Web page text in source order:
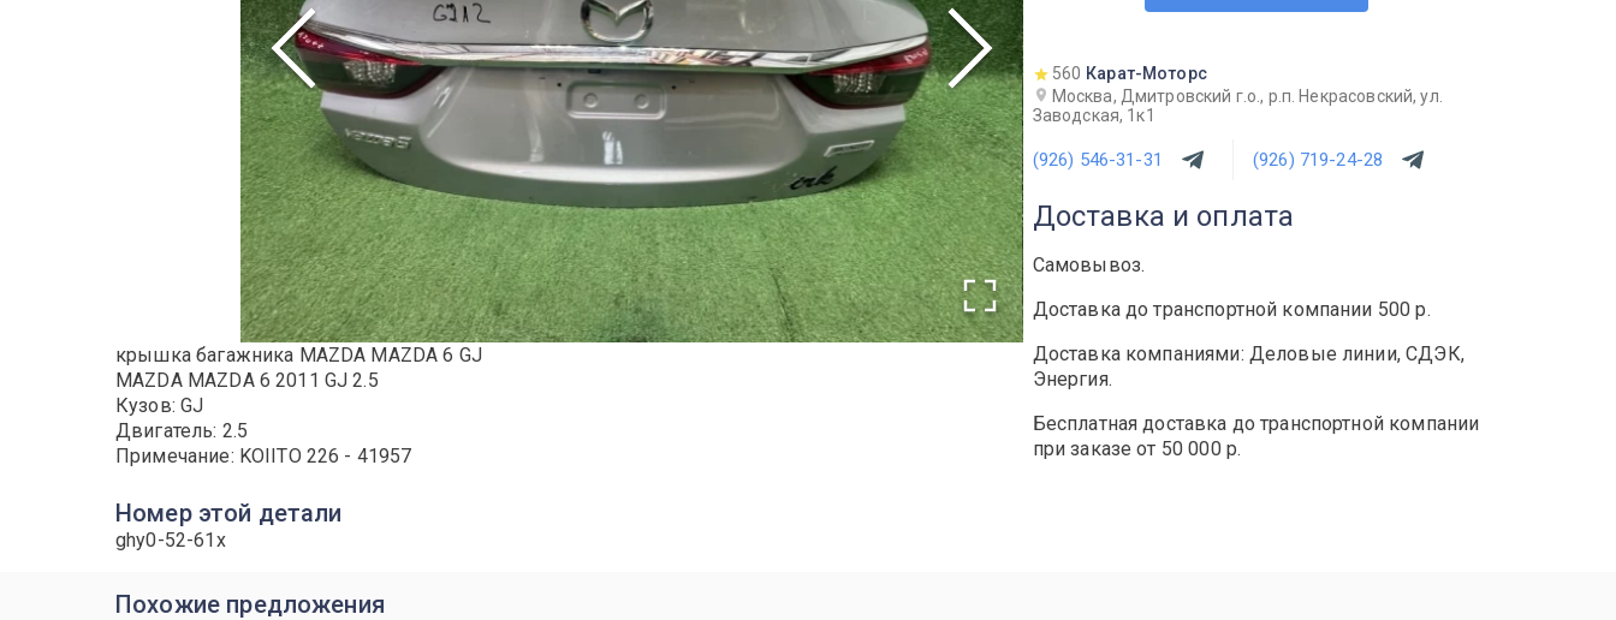
крышка багажника MAZDA MAZDA 6 GJ
MAZDA MAZDA 6 2011 GJ 2.5
Кузов: GJ
Двигатель: 2.5
Примечание: KOIITO 226 - 41957
560 Карат-Моторс
Москва, Дмитровский г.о., р.п. Некрасовский, ул.
Заводская, 1к1
(926) 546-31-31 (926) 719-24-28
Доставка и оплата
Самовывоз.
Доставка до транспортной компании 500 р.
Доставка компаниями: Деловые линии, СДЭК,
Энергия.
Бесплатная доставка до транспортной компании
при заказе от 50 000 р.
Номер этой детали
ghy0-52-61x
Похожие предложения